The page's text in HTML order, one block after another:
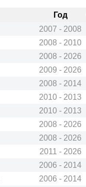
Год
2007 - 2008
2008 - 2010
2008 - 2026
2009 - 2026
2008 - 2014
2010 - 2013
2010 - 2013
2008 - 2026
2008 - 2026
2011 - 2026
2006 - 2014
2006 - 2014